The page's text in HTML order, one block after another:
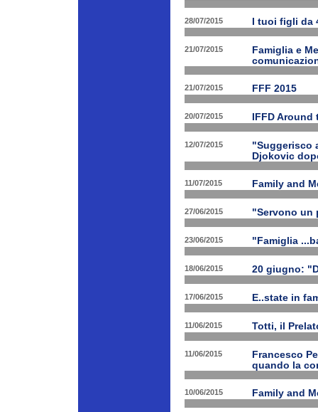
28/07/2015 I tuoi figli da
21/07/2015
Famiglia e
21/07/2015 FFF 2015
20/07/2015 IFFD
12/07/2015
"Suggerisco
Djokovic
11/07/2015 Family and
27/06/2015 "Servono un
23/06/2015 "Famiglia
18/06/2015 20 giugno:
17/06/2015 E..state in
11/06/2015 Totti, il
11/06/2015
Francesco
quando la
10/06/2015 Family and